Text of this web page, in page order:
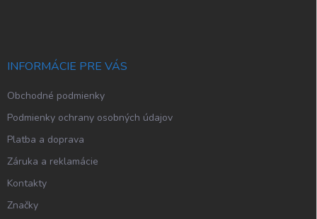
INFORMÁCIE PRE VÁS
Obchodné podmienky
Podmienky ochrany osobných údajov
Platba a doprava
Záruka a reklamácie
Kontakty
Značky